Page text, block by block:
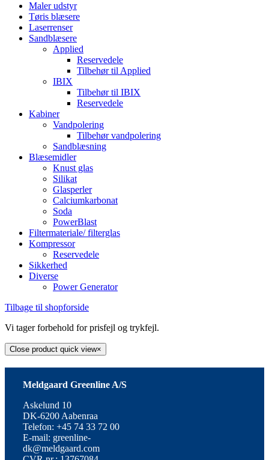
Maler udstyr
Tøris blæsere
Laserrenser
Sandblæsere
Applied
Reservedele
Tilbehør til Applied
IBIX
Tilbehør til IBIX
Reservedele
Kabiner
Vandpolering
Tilbehør vandpolering
Sandblæsning
Blæsemidler
Knust glas
Silikat
Glasperler
Calciumkarbonat
Soda
PowerBlast
Filtermateriale/ filterglas
Kompressor
Reservedele
Sikkerhed
Diverse
Power Generator
Tilbage til shopforside
Vi tager forbehold for prisfejl og trykfejl.
Close product quick view×
Meldgaard Greenline A/S
Askelund 10
DK-6200 Aabenraa
Telefon: +45 74 33 72 00
E-mail: greenline-
dk@meldgaard.com